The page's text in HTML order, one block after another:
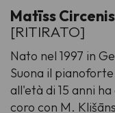
Matīss Circenis
[RITIRATO]
Nato nel 1997 in
Suona il
all'età di 15 anni
coro con M.